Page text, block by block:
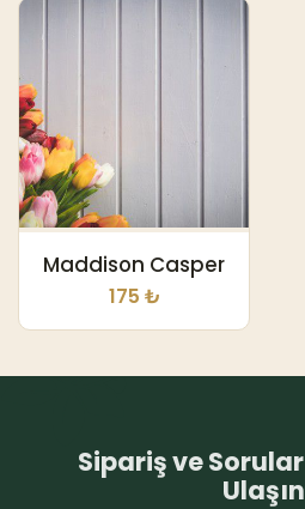
Maddison Casper
175 ₺
Sipariş ve